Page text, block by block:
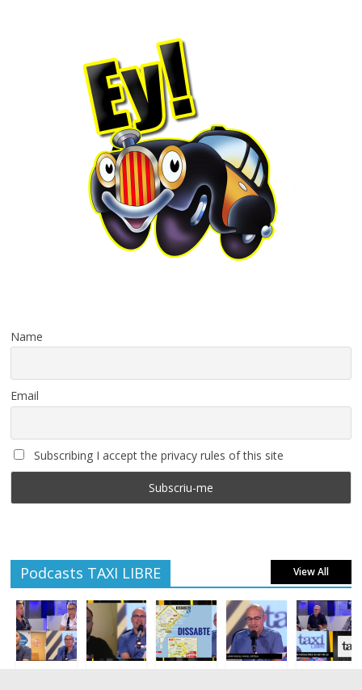
Name
Email
Subscribing I accept the privacy rules of this site
Podcasts TAXI LIBRE View All